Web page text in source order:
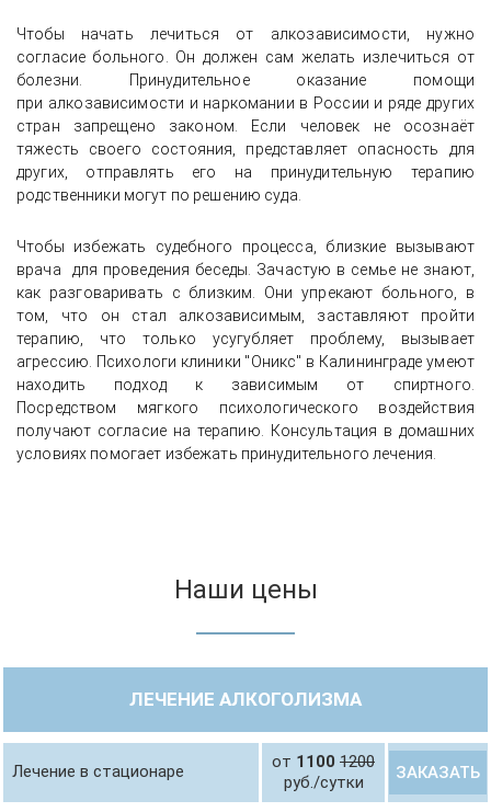
Чтобы начать лечиться от алкозависимости, нужно
согласие больного. Он должен сам желать излечиться от
болезни. Принудительное оказание помощи
при алкозависимости и наркомании в России и ряде других
стран запрещено законом. Если человек не осознаёт
тяжесть своего состояния, представляет опасность для
других, отправлять его на принудительную терапию
родственники могут по решению суда.
Чтобы избежать судебного процесса, близкие вызывают
врача для проведения беседы. Зачастую в семье не знают,
как разговаривать с близким. Они упрекают больного, в
том, что он стал алкозависимым, заставляют пройти
терапию, что только усугубляет проблему, вызывает
агрессию. Психологи клиники "Оникс" в Калининграде умеют
находить подход к зависимым от спиртного.
Посредством мягкого психологического воздействия
получают согласие на терапию. Консультация в домашних
условиях помогает избежать принудительного лечения.
Наши цены
ЛЕЧЕНИЕ АЛКОГОЛИЗМА
Лечение в стационаре от 1100 1200
руб./сутки
ЗАКАЗАТЬ